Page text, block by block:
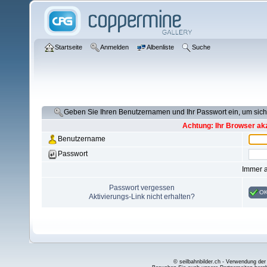
Startseite Anmelden Albenliste Suche
Geben Sie Ihren Benutzernamen und Ihr Passwort ein, um
Achtung: Ihr Browser
Benutzername
Passwort
Immer
Passwort vergessen
Aktivierungs-Link nicht erhalten?
© seilbahnbilder.ch - Verwendung